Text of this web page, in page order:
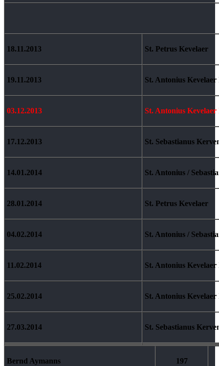
18.11.2013 St. Petrus Kevelaer
19.11.2013 St. Antonius
03.12.2013 St. Antonius Kevelaer
17.12.2013 St. Sebastianus
14.01.2014 St. Antonius /
28.01.2014 St. Petrus Kevelaer
04.02.2014 St. Antonius /
11.02.2014 St. Antonius
25.02.2014 St. Antonius Kevelaer
27.03.2014 St. Sebastianus
Bernd Aymanns 197